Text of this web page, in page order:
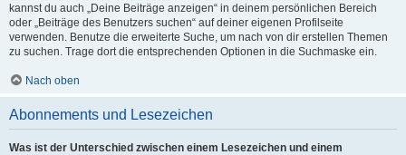
kannst du auch „Deine Beiträge anzeigen“ in deinem persönlichen Bereich
oder „Beiträge des Benutzers suchen“ auf deiner eigenen Profilseite
verwenden. Benutze die erweiterte Suche, um nach von dir erstellen Themen
zu suchen. Trage dort die entsprechenden Optionen in die Suchmaske ein.
Nach oben
Abonnements und Lesezeichen
Was ist der Unterschied zwischen einem Lesezeichen und einem